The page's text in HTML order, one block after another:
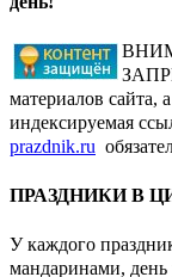
материалов сайта,
индексируемая
prazdnik.ru
ПРАЗДНИКИ В
У каждого
мандаринами,